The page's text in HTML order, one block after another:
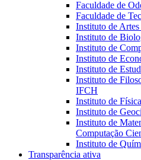
Faculdade de
Faculdade de
Instituto de
Instituto de
Instituto de
Instituto de
Instituto de
Instituto de
IFCH
Instituto de
Instituto de
Instituto de
Computação
Instituto de
Transparência ativa